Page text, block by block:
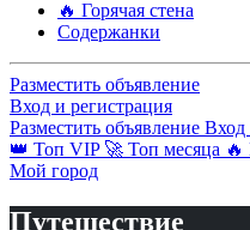
🔥 Горячая стена
Содержанки
Разместить объявление
Вход и регистрация
Разместить объявление Вход
👑 Топ VIP 🚀 Топ месяца 🔥
Мой город
Путешествие